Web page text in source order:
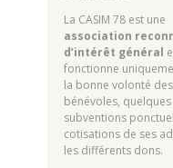
La CASIM 78 est une
association
d’intérêt général
fonctionne
la bonne volonté des
bénévoles, quelques
subventions
cotisations de ses
les différents dons.